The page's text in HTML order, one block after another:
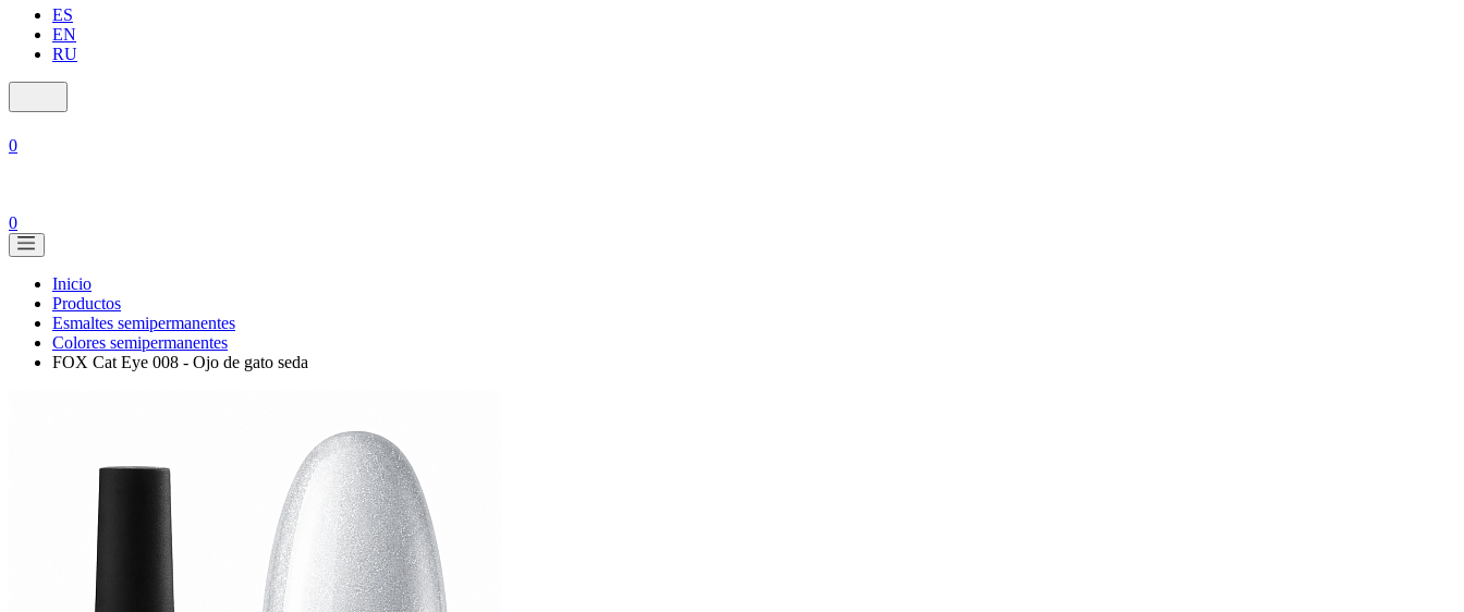
ES
EN
RU
0
0
Inicio
Productos
Esmaltes semipermanentes
Colores semipermanentes
FOX Cat Eye 008 - Ojo de gato seda